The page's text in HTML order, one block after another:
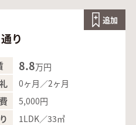
り
追加
8.8万円
0ヶ月／2ヶ月
5,000円
1LDK／33㎡